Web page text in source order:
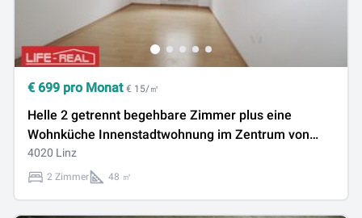
€ 699 pro Monat € 15/㎡
Helle 2 getrennt begehbare Zimmer plus eine
Wohnküche Innenstadtwohnung im Zentrum von
Linz
4020 Linz
2 Zimmer 48 ㎡